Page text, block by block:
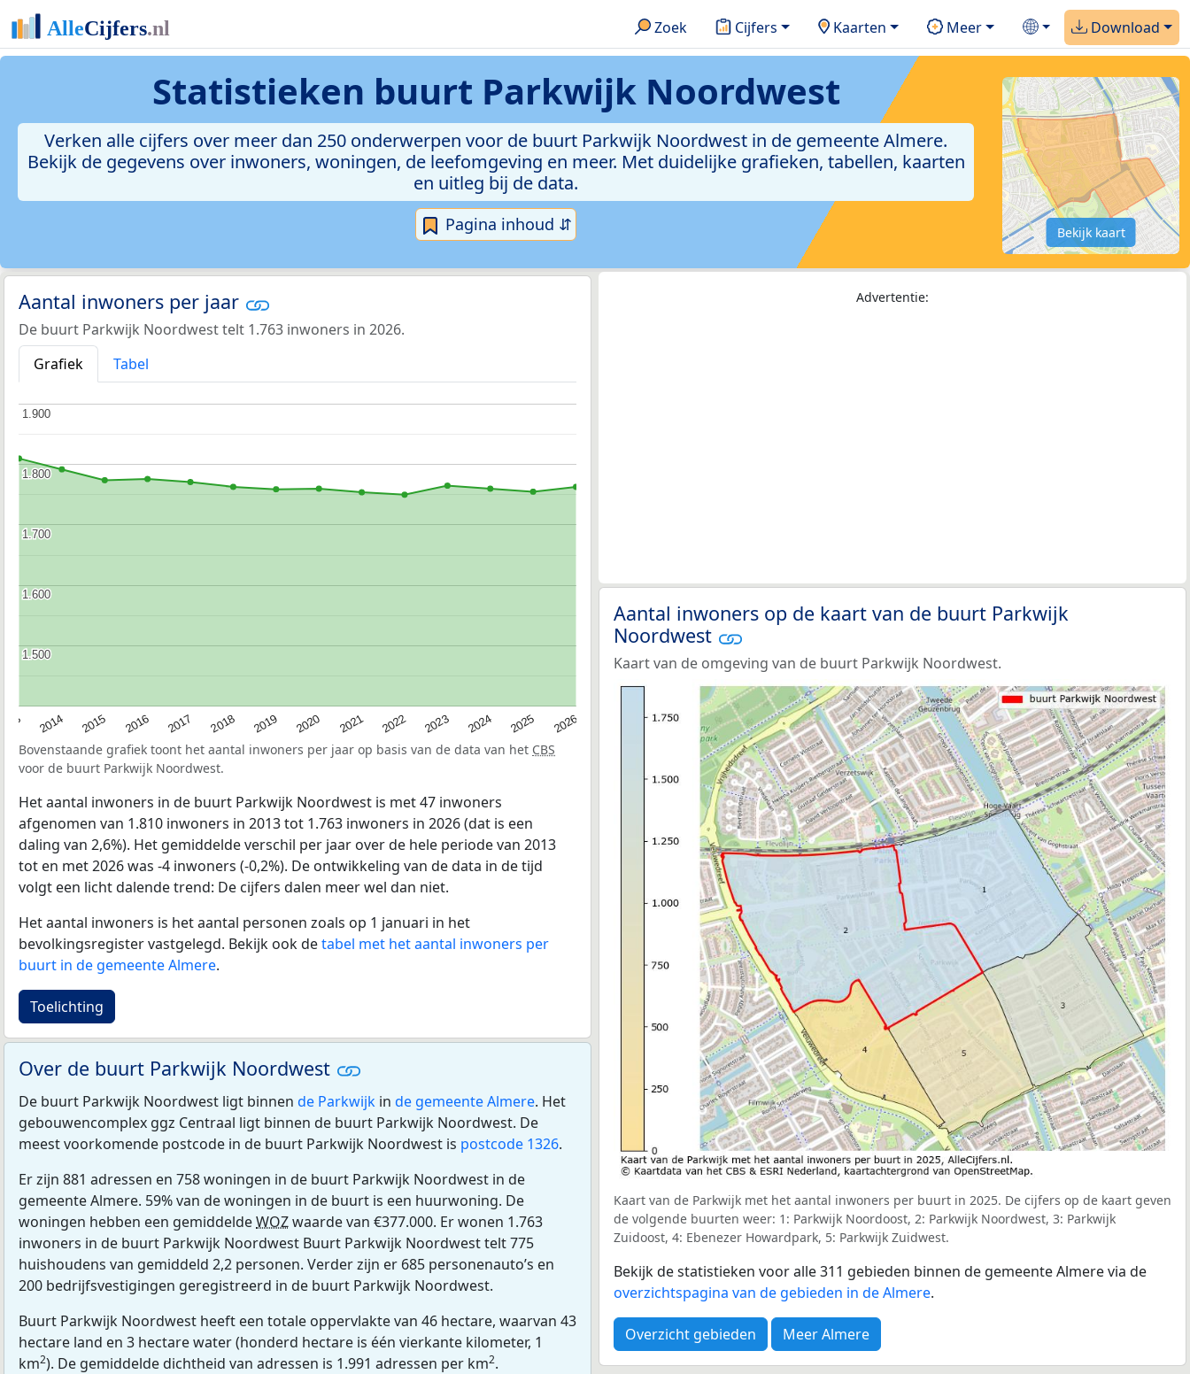
Zoek Cijfers Kaarten Meer Download
Statistieken buurt Parkwijk Noordwest
Verken alle cijfers over meer dan 250 onderwerpen voor de buurt Parkwijk Noordwest in de gemeente Almere.
Bekijk de gegevens over inwoners, woningen, de leefomgeving en meer. Met duidelijke grafieken, tabellen, kaarten
en uitleg bij de data.
Pagina inhoud ⇵ Bekijk kaart
Aantal inwoners per jaar
De buurt Parkwijk Noordwest telt 1.763 inwoners in 2026.
Grafiek
Tabel
2014 2015 2016 2017 2018 2019 2020 2021 2022 2023 2024 2025 2026
1.500
1.500
1.600
1.600
1.700
1.700
1.800
1.800
1.900
1.900
Bovenstaande grafiek toont het aantal inwoners per jaar op basis van de data van het CBS
voor de buurt Parkwijk Noordwest.
Het aantal inwoners in de buurt Parkwijk Noordwest is met 47 inwoners
afgenomen van 1.810 inwoners in 2013 tot 1.763 inwoners in 2026 (dat is een
daling van 2,6%). Het gemiddelde verschil per jaar over de hele periode van 2013
tot en met 2026 was -4 inwoners (-0,2%). De ontwikkeling van de data in de tijd
volgt een licht dalende trend: De cijfers dalen meer wel dan niet.
Het aantal inwoners is het aantal personen zoals op 1 januari in het
bevolkingsregister vastgelegd. Bekijk ook detabel met het aantal inwoners per
buurt in de gemeente Almere.
Toelichting
Over de buurt Parkwijk Noordwest
De buurt Parkwijk Noordwest ligt binnen de Parkwijk in de gemeente Almere. Het
gebouwencomplex ggz Centraal ligt binnen de buurt Parkwijk Noordwest. De
meest voorkomende postcode in de buurt Parkwijk Noordwest is postcode 1326.
Er zijn 881 adressen en 758 woningen in de buurt Parkwijk Noordwest in de
gemeente Almere. 59% van de woningen in de buurt is een huurwoning. De
woningen hebben een gemiddeldeWOZwaarde van €377.000. Er wonen 1.763
inwoners in de buurt Parkwijk Noordwest Buurt Parkwijk Noordwest telt 775
huishoudens van gemiddeld 2,2 personen. Verder zijn er 685 personenauto’s en
200 bedrijfsvestigingen geregistreerd in de buurt Parkwijk Noordwest.
Buurt Parkwijk Noordwest heeft een totale oppervlakte van 46 hectare, waarvan 43
hectare land en 3 hectare water (honderd hectare is één vierkante kilometer, 1
km2). De gemiddelde dichtheid van adressen is 1.991 adressen per km2.
Advertentie:
Aantal inwoners op de kaart van de buurt Parkwijk
Noordwest
Kaart van de omgeving van de buurt Parkwijk Noordwest.
Kaart van de Parkwijk met het aantal inwoners per buurt in 2025. De cijfers op de kaart geven
de volgende buurten weer: 1: Parkwijk Noordoost, 2: Parkwijk Noordwest, 3: Parkwijk
Zuidoost, 4: Ebenezer Howardpark, 5: Parkwijk Zuidwest.
Bekijk de statistieken voor alle 311 gebieden binnen de gemeente Almere via de
overzichtspagina van de gebieden in de Almere.
Overzicht gebieden Meer Almere